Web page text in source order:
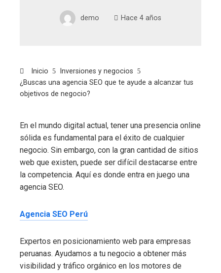
demo Hace 4 años
Inicio
Inversiones y negocios
¿Buscas una agencia SEO que te ayude a alcanzar tus
objetivos de negocio?
En el mundo digital actual, tener una presencia online
sólida es fundamental para el éxito de cualquier
negocio. Sin embargo, con la gran cantidad de sitios
web que existen, puede ser difícil destacarse entre
la competencia. Aquí es donde entra en juego una
agencia SEO.
Agencia SEO Perú
Expertos en posicionamiento web para empresas
peruanas. Ayudamos a tu negocio a obtener más
visibilidad y tráfico orgánico en los motores de